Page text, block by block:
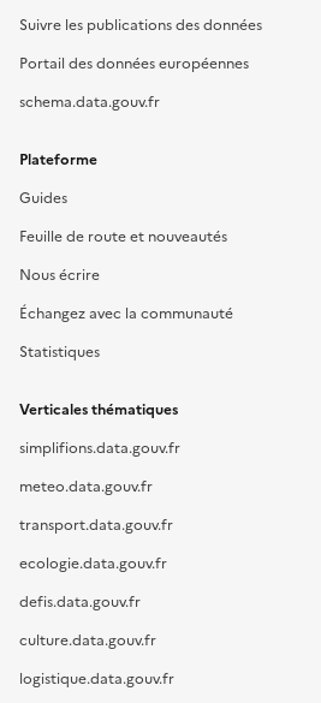
Suivre les publications des données
Portail des données européennes
schema.data.gouv.fr
Plateforme
Guides
Feuille de route et nouveautés
Nous écrire
Échangez avec la communauté
Statistiques
Verticales thématiques
simplifions.data.gouv.fr
meteo.data.gouv.fr
transport.data.gouv.fr
ecologie.data.gouv.fr
defis.data.gouv.fr
culture.data.gouv.fr
logistique.data.gouv.fr